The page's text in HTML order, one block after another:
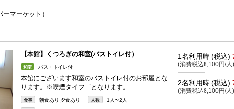
マーケット）
【本館】くつろぎの和室(バストイレ付）
和室 バス・トイレ付
本館にございます和室のバストイレ付のお部屋とな
ります。※喫煙タイフ゜となります。
食事 朝食あり 夕食あり 人数 1人〜2人
1名利用時 (税込)
(消費税込8,100円/人)
2名利用時 (税込)
(消費税込8,100円/人)